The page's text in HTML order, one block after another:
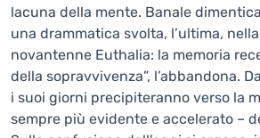
lacuna della mente. Banale
una drammatica svolta, l’ultima,
novantenne Euthalia: la memoria
della sopravvivenza”, l’abbandona.
i suoi giorni precipiteranno verso la
sempre più evidente e accelerato –